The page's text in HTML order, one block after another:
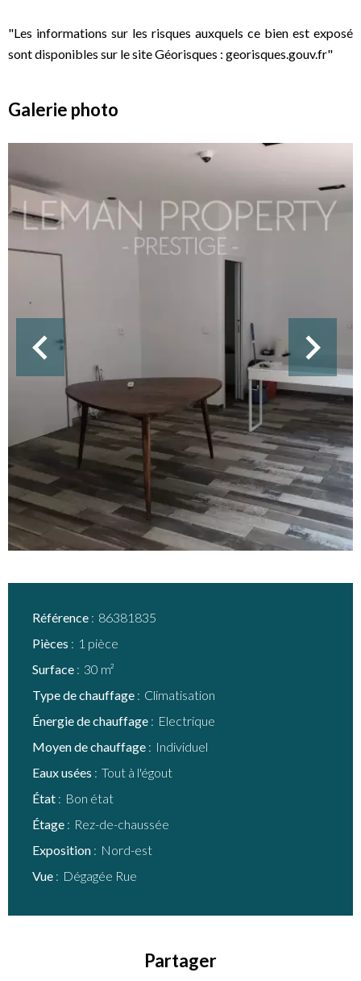
"Les informations sur les risques auxquels ce bien est exposé
sont disponibles sur le site Géorisques : georisques.gouv.fr"
Galerie photo
Référence
86381835
Pièces
1 pièce
Surface
30 m²
Type de chauffage
Climatisation
Énergie de chauffage
Electrique
Moyen de chauffage
Individuel
Eaux usées
Tout à l'égout
État
Bon état
Étage
Rez-de-chaussée
Exposition
Nord-est
Vue
Dégagée Rue
Partager